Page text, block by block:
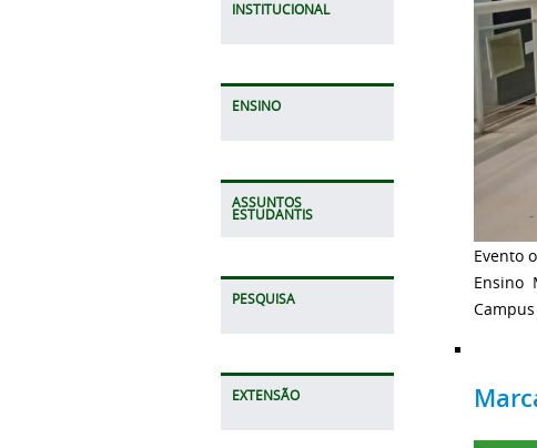
INSTITUCIONAL
ENSINO
ASSUNTOS
ESTUDANTIS
PESQUISA
EXTENSÃO
Evento
Ensino